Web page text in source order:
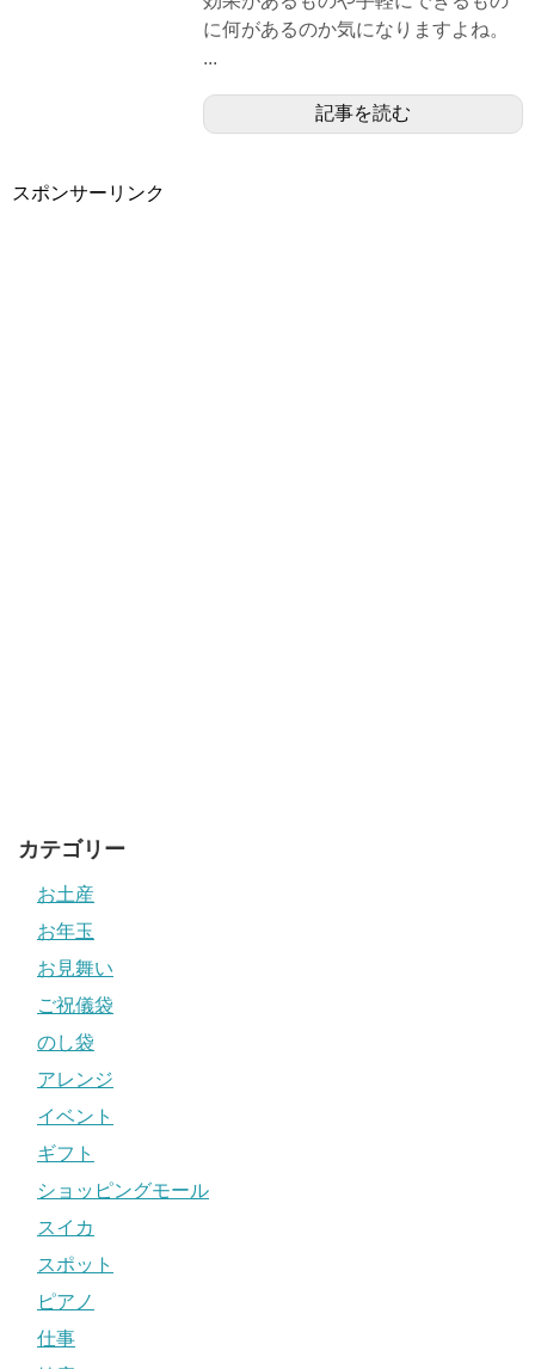
に何があるのか気になりますよね。
...
記事を読む
スポンサーリンク
カテゴリー
お土産
お年玉
お見舞い
ご祝儀袋
のし袋
アレンジ
イベント
ギフト
ショッピングモール
スイカ
スポット
ピアノ
仕事